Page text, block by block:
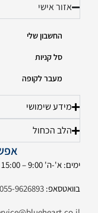
אזור אישי
החשבון שלי
סל קניות
מעבר לקופה
מידע שימושי
הלב הכחול
ימים: א'-ה' 9:00 – 15:00
בוואטסאפ: 055-9626893